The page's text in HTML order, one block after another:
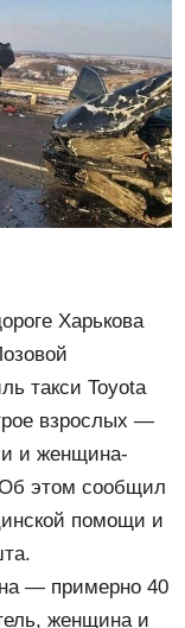
Харькова
такси Toyota
взрослых —
и женщина-
этом сообщил
помощи и
— примерно 40
женщина и